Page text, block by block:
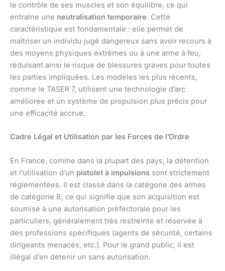
le contrôle de ses muscles et son équilibre, ce qui
entraîne une neutralisation temporaire. Cette
caractéristique est fondamentale : elle permet de
maîtriser un individu jugé dangereux sans avoir recours à
des moyens physiques extrêmes ou à une arme à feu,
réduisant ainsi le risque de blessures graves pour toutes
les parties impliquées. Les modèles les plus récents,
comme le TASER 7, utilisent une technologie d’arc
améliorée et un système de propulsion plus précis pour
une efficacité accrue.
Cadre Légal et Utilisation par les Forces de l’Ordre
En France, comme dans la plupart des pays, la détention
et l’utilisation d’un pistolet à impulsions sont strictement
réglementées. Il est classé dans la catégorie des armes
de catégorie B, ce qui signifie que son acquisition est
soumise à une autorisation préfectorale pour les
particuliers, généralement très restreinte et réservée à
des professions spécifiques (agents de sécurité, certains
dirigeants menacés, etc.). Pour le grand public, il est
illégal d’en détenir un sans autorisation.